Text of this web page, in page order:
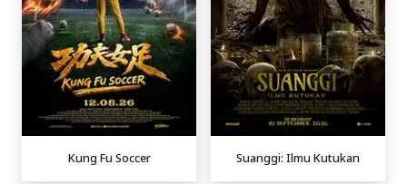
Kung Fu Soccer Suanggi: Ilmu Kutukan